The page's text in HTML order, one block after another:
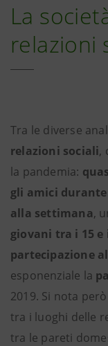
La
relazioni
Tra le diverse
relazioni sociali,
la pandemia:
gli amici
alla settimana,
giovani tra i 15 e
partecipazione
esponenziale la
2019. Si nota
tra i luoghi delle
tra le pareti